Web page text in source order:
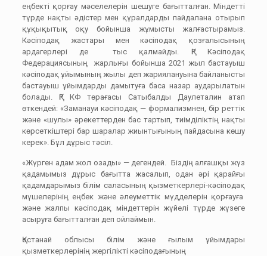
еңбекті қорғау мәселелерін шешуге бағытталған. Міндетті
түрде нақты әдістер мен құралдарды пайдалана отырып
құқықытық оқу бойынша жұмысты жалғастырамыз.
Кәсіподақ жастары мен кәсіподақ қозғалысының
ардагерлері де тыс қалмайды. ҚР Кәсіподақ
Федерациясының жарлығы бойынша 2021 жыл бастауыш
кәсіподақ ұйымының жылы деп жариялануына байланысты
бастауыш ұйымдарды дамытуға баса назар аударылатын
болады. ҚР КФ төрағасы Сатыбалды Даулеталин атап
өткендей: «Заманауи кәсіподақ — формализмнен, бір реттік
және «шулы» әрекеттерден бас тартып, тиімділіктің нақты
көрсеткіштері бар шаралар жиынтығының пайдасына көшу
керек». Бұл дұрыс тәсіл.
«Жүрген адам жол озады» — дегендей. Біздің алғашқы жүз
қадамымыз дұрыс бағытта жасалып, одан әрі қарайғы
қадамдарымыз білім саласының қызметкерлері-кәсіподақ
мүшелерінің еңбек және әлеуметтік мүдделерін қорғауға
және жалпы кәсіподақ міндеттерін жүйелі түрде жүзеге
асыруға бағытталған деп ойлаймын.
Қостанай облысы білім және ғылым ұйымдары
қызметкерлерінің жергілікті кәсіподағының